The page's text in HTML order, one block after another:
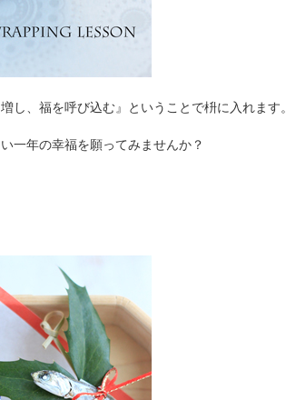
、福を呼び込む』ということで枡に入れます。
一年の幸福を願ってみませんか？